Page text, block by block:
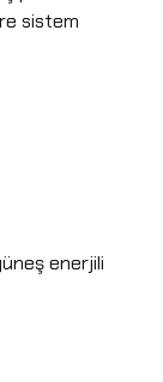
sistem
enerjili